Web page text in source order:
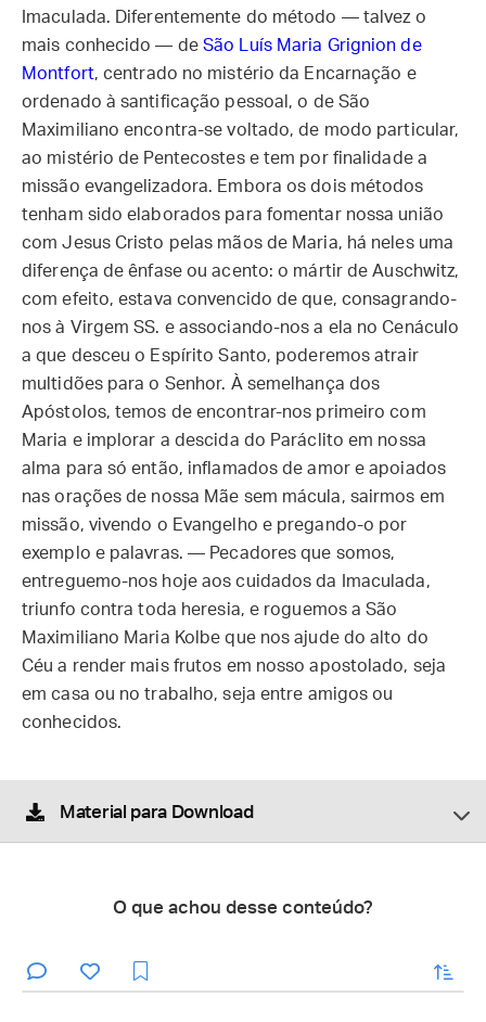
Imaculada. Diferentemente do método — talvez o
mais conhecido — deSão Luís Maria Grignion de
Montfort, centrado no mistério da Encarnação e
ordenado à santificação pessoal, o de São
Maximiliano encontra-se voltado, de modo particular,
ao mistério de Pentecostes e tem por finalidade a
missão evangelizadora. Embora os dois métodos
tenham sido elaborados para fomentar nossa união
com Jesus Cristo pelas mãos de Maria, há neles uma
diferença de ênfase ou acento: o mártir de Auschwitz,
com efeito, estava convencido de que, consagrando-
nos à Virgem SS. e associando-nos a ela no Cenáculo
a que desceu o Espírito Santo, poderemos atrair
multidões para o Senhor. À semelhança dos
Apóstolos, temos de encontrar-nos primeiro com
Maria e implorar a descida do Paráclito em nossa
alma para só então, inflamados de amor e apoiados
nas orações de nossa Mãe sem mácula, sairmos em
missão, vivendo o Evangelho e pregando-o por
exemplo e palavras. — Pecadores que somos,
entreguemo-nos hoje aos cuidados da Imaculada,
triunfo contra toda heresia, e roguemos a São
Maximiliano Maria Kolbe que nos ajude do alto do
Céu a render mais frutos em nosso apostolado, seja
em casa ou no trabalho, seja entre amigos ou
conhecidos.
Material para Download
O que achou desse conteúdo?
enviar